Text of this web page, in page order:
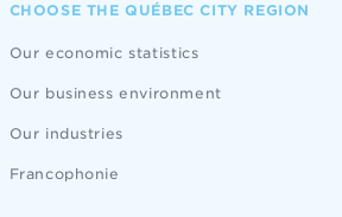
CHOOSE THE QUÉBEC CITY REGION
Our economic statistics
Our business environment
Our industries
Francophonie